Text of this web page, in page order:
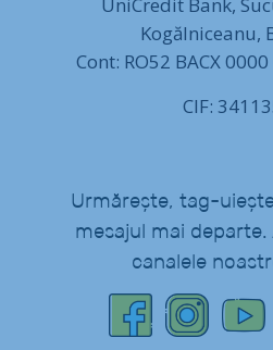
Kogălniceanu,
Cont: RO52 BACX
CIF:
Urmărește, tag-
mesajul mai
canalele